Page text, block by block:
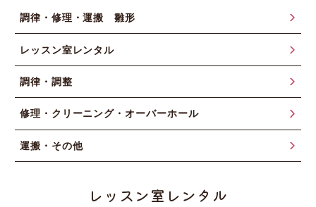
調律・修理・運搬 雛形
レッスン室レンタル
調律・調整
修理・クリーニング・オーバーホール
運搬・その他
レッスン室レンタル